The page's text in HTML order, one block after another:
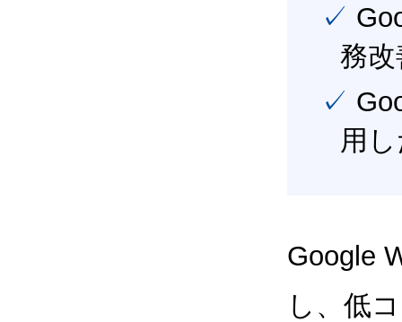
✓ Google Workspace（旧G Suite） を活用し、業
務
✓ Google Workspace（旧G Suite） を最大限に活
用
Google
し、低